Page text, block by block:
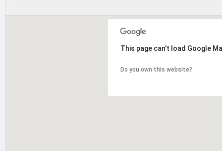
This page can't load Google
Do you own this website?